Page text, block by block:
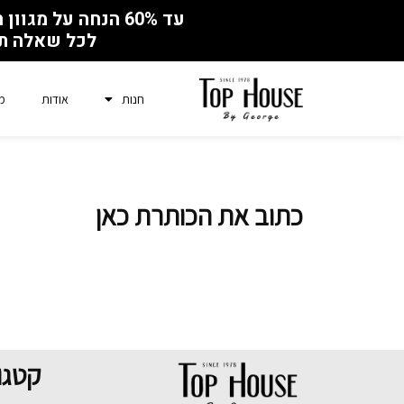
עד 60% הנחה על מגוון רהיטים לכבוד איחוד המפעל והחנות ברחוב השר חיים שפירא 4, ראשון לציון
לכל שאלה
חנות אודות
כתוב את הכותרת כאן